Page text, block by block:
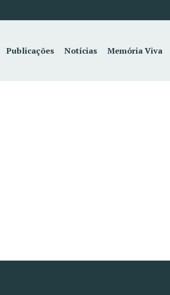
Publicações Notícias Memória Viva